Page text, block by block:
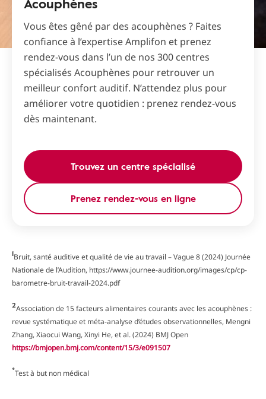
Vous êtes gêné par des acouphènes ? Faites
confiance à l’expertise Amplifon et prenez
rendez-vous dans l’un de nos 300 centres
spécialisés Acouphènes pour retrouver un
meilleur confort auditif. N’attendez plus pour
améliorer votre quotidien : prenez rendez-vous
dès maintenant.
Trouvez un centre spécialisé
Prenez rendez-vous en ligne
1Bruit, santé auditive et qualité de vie au travail – Vague 8 (2024) Journée
Nationale de l’Audition, https://www.journee-audition.org/images/cp/cp-
barometre-bruit-travail-2024.pdf
2Association de 15 facteurs alimentaires courants avec les acouphènes :
revue systématique et méta-analyse d’études observationnelles, Mengni
Zhang, Xiaocui Wang, Xinyi He, et al. (2024) BMJ Open
https://bmjopen.bmj.com/content/15/3/e091507
*Test à but non médical